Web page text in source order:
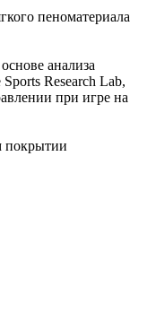
пеноматериала
анализа
Research Lab,
при игре на
покрытии